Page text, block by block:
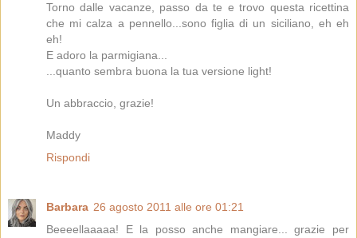
Torno dalle vacanze, passo da te e trovo questa ricettina
che mi calza a pennello...sono figlia di un siciliano, eh eh
eh!
E adoro la parmigiana...
...quanto sembra buona la tua versione light!
Un abbraccio, grazie!
Maddy
Rispondi
Barbara 26 agosto 2011 alle ore 01:21
Beeeellaaaaa! E la posso anche mangiare... grazie per